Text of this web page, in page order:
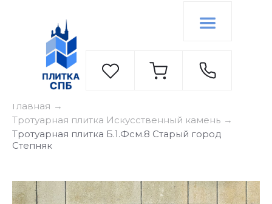
Главная →
Тротуарная плитка Искусственный камень →
Тротуарная плитка Б.1.Фсм.8 Старый город
Степняк